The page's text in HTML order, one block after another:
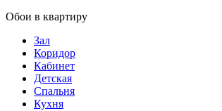
Обои в квартиру
Зал
Коридор
Кабинет
Детская
Спальня
Кухня